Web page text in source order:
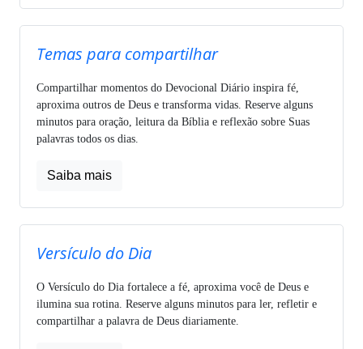
Temas para compartilhar
Compartilhar momentos do Devocional Diário inspira fé,
aproxima outros de Deus e transforma vidas. Reserve alguns
minutos para oração, leitura da Bíblia e reflexão sobre Suas
palavras todos os dias.
Saiba mais
Versículo do Dia
O Versículo do Dia fortalece a fé, aproxima você de Deus e
ilumina sua rotina. Reserve alguns minutos para ler, refletir e
compartilhar a palavra de Deus diariamente.